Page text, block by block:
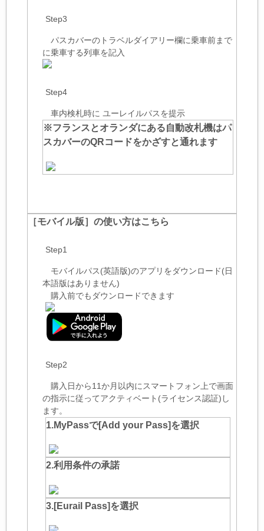
Step3
パスカバーのトラベルダイアリー欄に乗車前まで
に乗車する列車を記入
Step4
車内検札時に ユーレイルパスを提示
※フランスとオランダにある自動改札機はパ
スカバーのQRコードをかざすと通れます
［モバイル版］の使い方はこちら
Step1
モバイルパス(英語版)のアプリをダウンロード(日
本語版はありません)
購入前でもダウンロードできます
Step2
購入日から11か月以内にスマートフォン上で画面
の指示に従ってアクティベート(ライセンス認証)し
ます。
1.MyPassで[Add your Pass]を選択
2.利用条件の承諾
3.[Eurail Pass]を選択